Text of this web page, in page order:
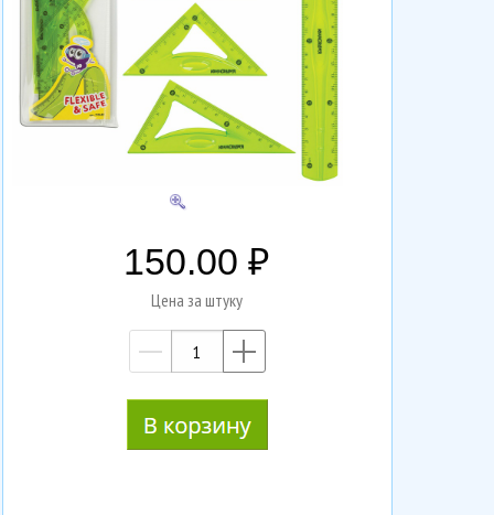
150.00
Цена за штуку
—